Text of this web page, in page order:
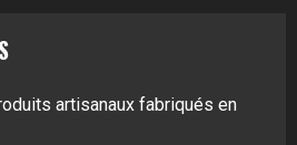
artisanaux fabriqués en